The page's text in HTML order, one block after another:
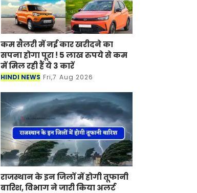
कम सैलरी में नई कार खरीदने का
सपना होगा पूरा ! 5 लाख रुपये से कम
में मिल रही हैं ये 3 कारें
HINDI NEWS Fri,7 Aug 2026
राजस्थान के इन जिलों में होगी तूफानी
बारिश, विभाग ने जारी किया अलर्ट